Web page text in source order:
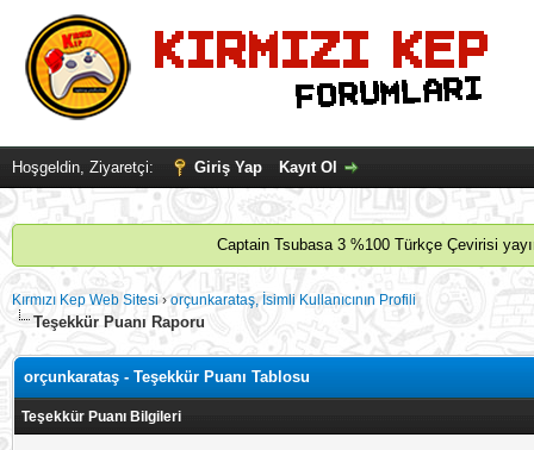
Hoşgeldin, Ziyaretçi: Giriş Yap Kayıt Ol
Captain Tsubasa 3 %100 Türkçe Çevirisi
Kırmızı Kep Web Sitesi›orçunkarataş, İsimli Kullanıcının Profili
Teşekkür Puanı Raporu
orçunkarataş - Teşekkür Puanı Tablosu
Teşekkür Puanı Bilgileri